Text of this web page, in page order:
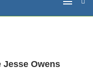
Jesse Owens